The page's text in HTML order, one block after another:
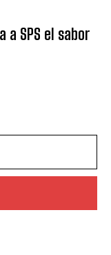
a SPS el sabor